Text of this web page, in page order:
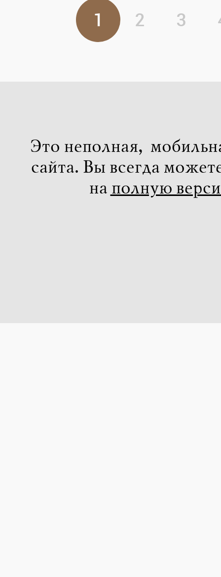
1 2 3
Это неполная,
сайта. Вы всегда
на полную